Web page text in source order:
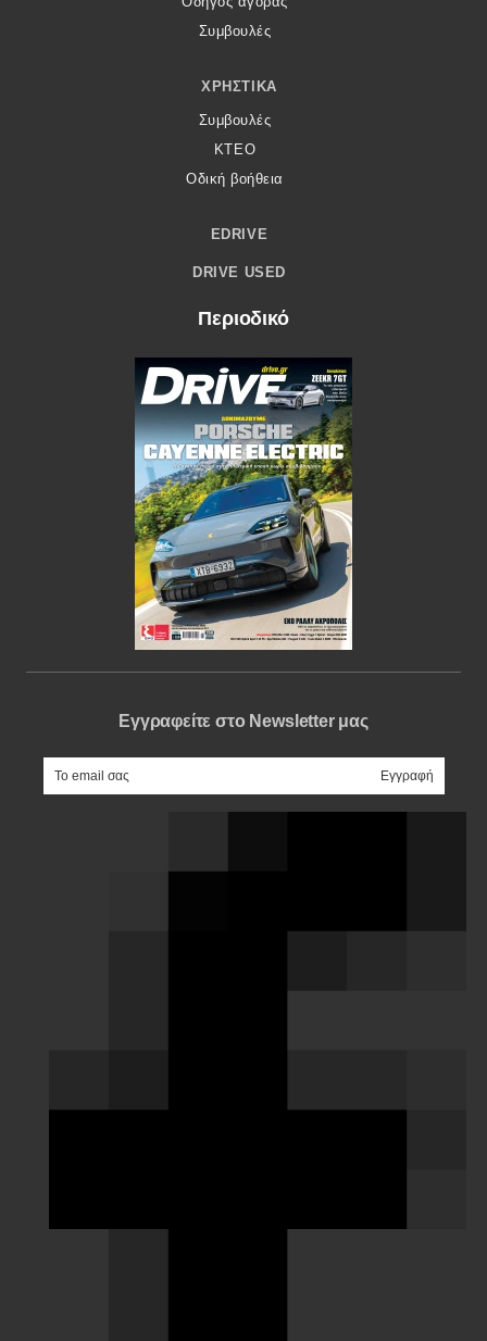
Συμβουλές
ΧΡΗΣΤΙΚΆ
Συμβουλές
ΚΤΕΟ
Οδική βοήθεια
EDRIVE
DRIVE USED
Περιοδικό
Εγγραφείτε στο Newsletter μας
e-mail